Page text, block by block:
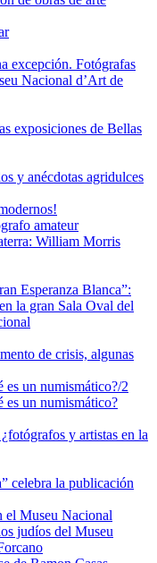
excepción. Fotógrafas
Nacional d’Art de
exposiciones de Bellas
y anécdotas agridulces
amateur
William Morris
Esperanza Blanca”:
la gran Sala Oval del
de crisis, algunas
un numismático?/2
un numismático?
y artistas en la
celebra la publicación
el Museu Nacional
judíos del Museu